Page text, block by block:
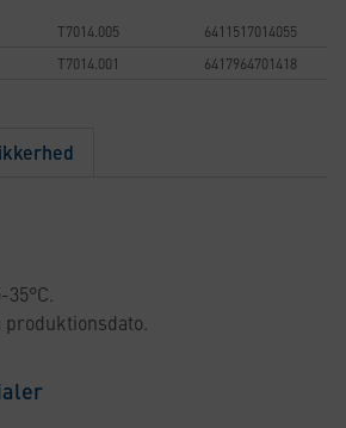
T7014.005
6411517014055
T7014.001 6417964701418